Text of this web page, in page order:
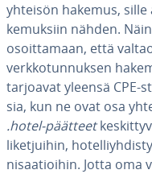
yhteisön hakemus,
ke­muk­siin nähden.
osoit­ta­maan, että
verk­ko­tun­nuk­sen
tarjoavat yleensä
sia, kun ne ovat osa
.hotel-päätteet
li­ket­jui­hin,
ni­saa­tioi­hin. Jotta oma